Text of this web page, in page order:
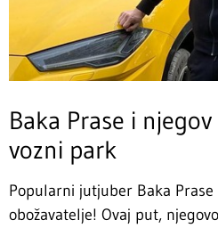
Baka Prase i
vozni park
Popularni jutjuber Baka Prase
obožavatelje! Ovaj put,